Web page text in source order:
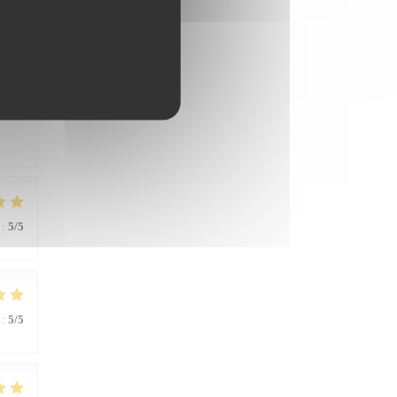
: 5/5
: 5/5